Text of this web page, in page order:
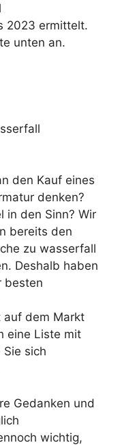
2023 ermittelt.
unten an.
den Kauf eines
denken?
in den Sinn? Wir
bereits den
zu wasserfall
Deshalb haben
besten
auf dem Markt
eine Liste mit
sich
Gedanken und
wichtig,